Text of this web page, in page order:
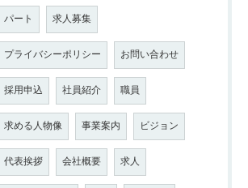
パート 求人募集
プライバシーポリシー お問い合わせ
採用申込 社員紹介 職員
求める人物像 事業案内 ビジョン
代表挨拶 会社概要 求人